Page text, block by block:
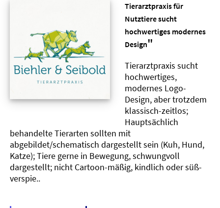
Tierarztpraxis für
Nutztiere sucht
hochwertiges modernes
Design"
Tierarztpraxis sucht
hochwertiges,
modernes Logo-
Design, aber trotzdem
klassisch-zeitlos;
Hauptsächlich
behandelte Tierarten sollten mit
abgebildet/schematisch dargestellt sein (Kuh, Hund,
Katze); Tiere gerne in Bewegung, schwungvoll
dargestellt; nicht Cartoon-mäßig, kindlich oder süß-
verspie..